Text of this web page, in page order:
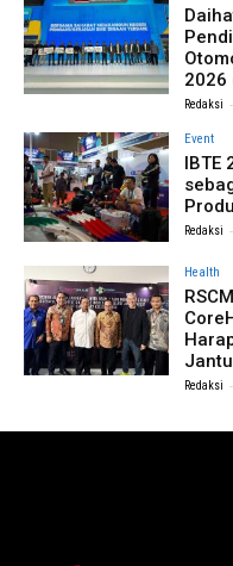
2026
Redaksi -
Event
IBTE
Redaksi -
Health
Redaksi -